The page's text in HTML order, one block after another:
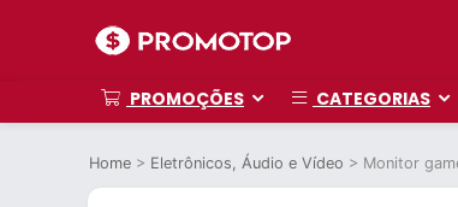
PROMOÇÕES CATEGORIAS
Home > Eletrônicos, Áudio e Vídeo > Monitor